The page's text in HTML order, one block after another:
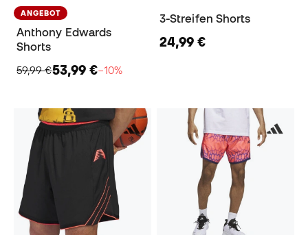
ANGEBOT
Anthony Edwards
Shorts
59,99 €53,99 €−10%
3-Streifen Shorts
24,99 €